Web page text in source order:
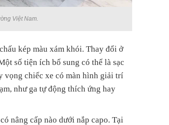
Việt Nam.
kép màu xám khói. Thay đổi ở
số tiện ích bổ sung có thể là sạc
vọng chiếc xe có màn hình giải trí
như ga tự động thích ứng hay
nâng cấp nào dưới nắp capo. Tại